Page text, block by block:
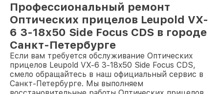
Профессиональный ремонт
Оптических прицелов Leupold VX-
6 3-18x50 Side Focus CDS в городе
Санкт-Петербурге
Если вам требуется обслуживание Оптических
прицелов Leupold VX-6 3-18x50 Side Focus CDS,
смело обращайтесь в наш официальный сервис в
Санкт-Петербурге. Мы выполняем